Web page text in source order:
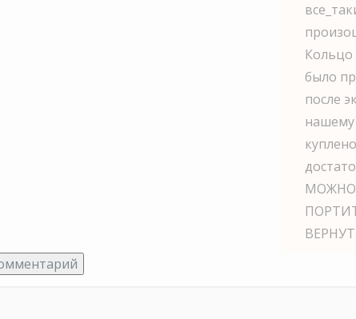
Кольцо
было
после
нашему
МОЖНО